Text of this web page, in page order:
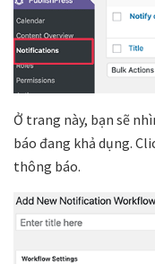
Ở trang này, bạn sẽ
báo đang khả dụng.
thông báo.